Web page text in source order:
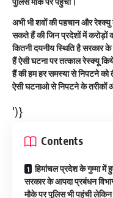
अभी भी शवों की पहचान और रेश्क्यु
सकते हैं की जिन प्रदेशों में करोड़ों
कितनी दयनीय स्थिति है सरकार
हैं ऐसी घटना पर तत्काल रेस्क्यू
हैं की हम हर समस्या से निपटने
ऐसी घटनाओ से निपटने के तरीकों
')}
Contents
हिमांचल प्रदेश के गुम्मा में
सरकार के आपदा प्रबंधन
मौके पर पुलिस भी पहुंची लेकिन